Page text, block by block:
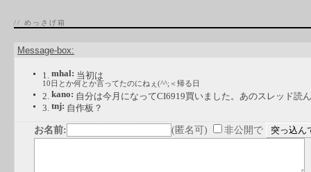
// めっさげ箱
Message-box:
1. mhal: 当初は
10日とか何とか言ってたのにねぇ(^^;＜帰る日
2. kano: 自分は今月になってCI6919買いました。あのスレッド読
3. tnj: 自作板？
お名前: (匿名可) 非公開で